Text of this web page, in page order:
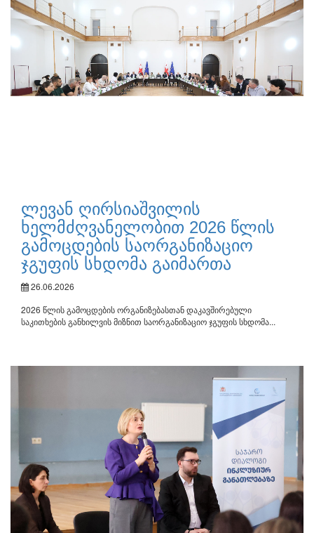
ლევან ღირსიაშვილის
ხელმძღვანელობით 2026 წლის
გამოცდების საორგანიზაციო
ჯგუფის სხდომა გაიმართა
26.06.2026
2026 წლის გამოცდების ორგანიზებასთან დაკავშირებული
საკითხების განხილვის მიზნით საორგანიზაციო ჯგუფის სხდომა...